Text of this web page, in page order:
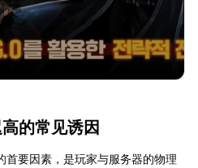
的常见诱因
首要因素，是玩家与服务器的物理